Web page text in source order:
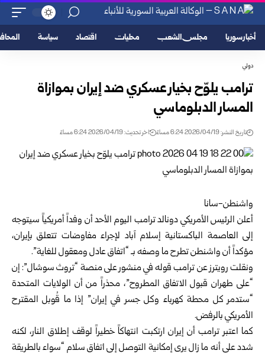
أخبار سوريا مجلس الشعب محليات اقتصاد سياسة
دولي
ترامب يلوّح بخيار عسكري ضد إيران بموازاة
المسار الدبلوماسي
تاريخ النشر: 2026/04/19 6:24 مساءً اخر تحديث: 2026/04/19 6:24 مساءً
واشنطن-سانا
أعلن الرئيس الأمريكي دونالد ترامب اليوم الأحد أن وفداً أمريكياً سيتوجه
إلى العاصمة الباكستانية إسلام آباد لإجراء مفاوضات تتعلق بإيران،
مؤكداً أن واشنطن تطرح ما وصفه بـ “اتفاق عادل ومعقول للغاية”.
ونقلت رويترز عن ترامب قوله في منشور على منصة “تروث سوشال”: إن
“على طهران قبول الاتفاق المطروح”، محذراً من أن الولايات المتحدة
“ستدمر كل محطة كهرباء وكل جسر في إيران” إذا ما قُوبل المقترح
الأمريكي بالرفض.
كما اعتبر ترامب أن إيران ارتكبت انتهاكاً خطيراً لوقف إطلاق النار، لكنه
شدد على أنه ما زال يرى إمكانية التوصل إلى اتفاق سلام “سواء بالطريقة